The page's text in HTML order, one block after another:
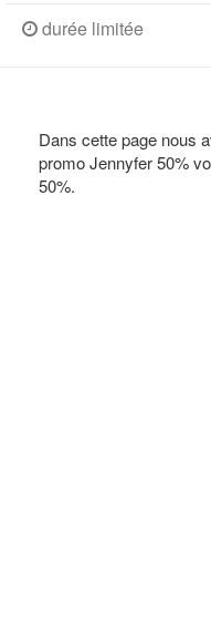
durée limitée
Dans cette page nous
promo Jennyfer 50%
50%.